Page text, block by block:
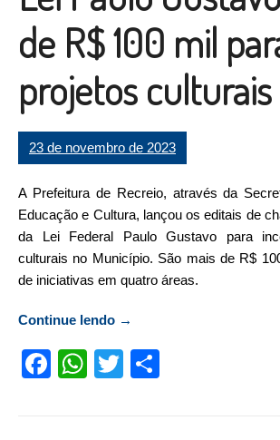
de R$ 100 mil
projetos culturais
23 de novembro de 2023
A Prefeitura de Recreio, através da
Educação e Cultura, lançou os editais de
da Lei Federal Paulo Gustavo para
culturais no Município. São mais de R$
de iniciativas em quatro áreas.
Continue lendo “Recreio lança editais da
→
Facebook
WhatsApp
Twitter